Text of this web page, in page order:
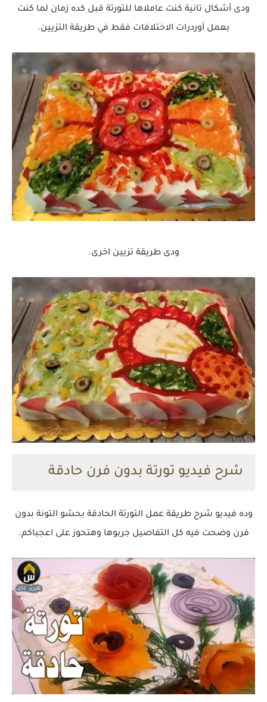
ودى أشكال تانية كنت عاملاها للتورتة قبل كده زمان لما كنت
بعمل أوردرات الاختلافات فقط في طريقة التزيين.
ودى طريقة تزيين اخرى.
شرح فيديو تورتة بدون فرن حادقة
وده فيديو شرح طريقة عمل التورتة الحادقة بحشو التونة بدون
فرن وضحت فيه كل التفاصيل جربوها وهتحوز على اعجباكم.